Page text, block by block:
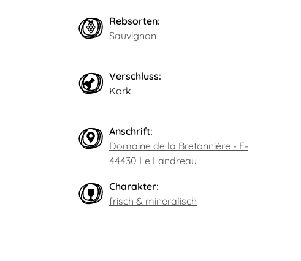
Rebsorten:
Sauvignon
Verschluss:
Kork
Anschrift:
Domaine de la Bretonnière - F-
44430 Le Landreau
Charakter:
frisch & mineralisch